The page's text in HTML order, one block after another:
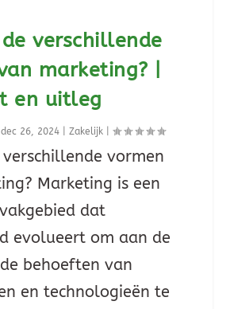
verschillende
marketing? |
en uitleg
dec 26, 2024 |Zakelijk |
vormen
Marketing is een
dat
evolueert om aan de
behoeften van
en technologieën te